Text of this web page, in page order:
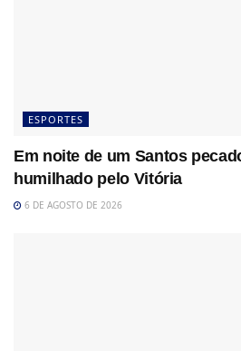
ESPORTES
Em noite de um Santos
humilhado pelo Vitória
6 DE AGOSTO DE 2026